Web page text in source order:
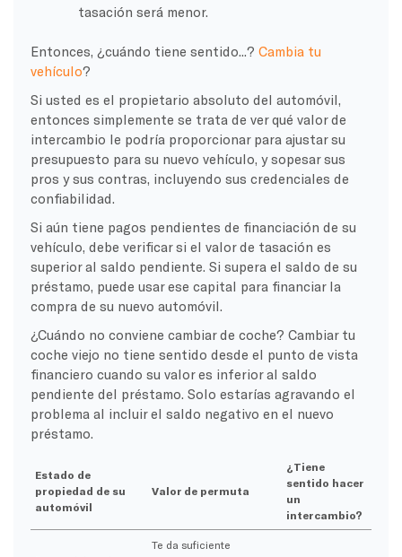
tasación será menor.
Entonces, ¿cuándo tiene sentido...? Cambia tu
vehículo?
Si usted es el propietario absoluto del automóvil,
entonces simplemente se trata de ver qué valor de
intercambio le podría proporcionar para ajustar su
presupuesto para su nuevo vehículo, y sopesar sus
pros y sus contras, incluyendo sus credenciales de
confiabilidad.
Si aún tiene pagos pendientes de financiación de su
vehículo, debe verificar si el valor de tasación es
superior al saldo pendiente. Si supera el saldo de su
préstamo, puede usar ese capital para financiar la
compra de su nuevo automóvil.
¿Cuándo no conviene cambiar de coche? Cambiar tu
coche viejo no tiene sentido desde el punto de vista
financiero cuando su valor es inferior al saldo
pendiente del préstamo. Solo estarías agravando el
problema al incluir el saldo negativo en el nuevo
préstamo.
Estado de
propiedad de su
automóvil
Valor de permuta
¿Tiene
sentido hacer
un
intercambio?
Te da suficiente